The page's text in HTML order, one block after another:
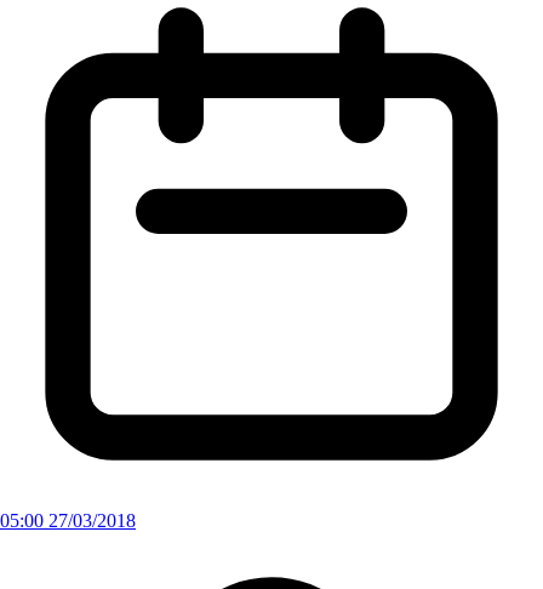
05:00 27/03/2018